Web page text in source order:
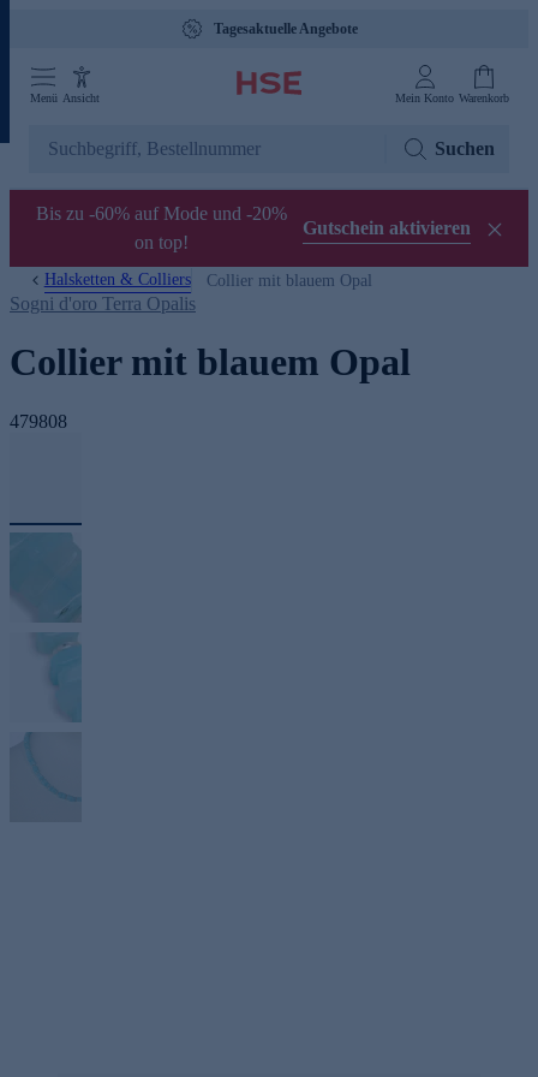
Tagesaktuelle Angebote
Menü Ansicht Mein Konto Warenkorb
Suchen
Bis zu -60% auf Mode und -20%
on top!
Gutschein aktivieren
Halsketten & Colliers Collier mit blauem Opal
Sogni d'oro Terra Opalis
Collier mit blauem Opal
479808